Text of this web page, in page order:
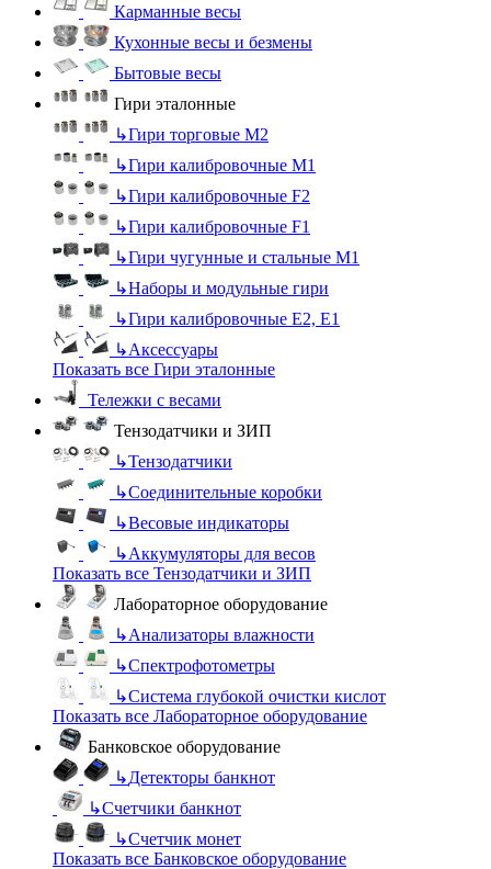
Карманные весы
Кухонные весы и безмены
Бытовые весы
Гири эталонные
↳Гири торговые М2
↳Гири калибровочные М1
↳Гири калибровочные F2
↳Гири калибровочные F1
↳Гири чугунные и стальные М1
↳Наборы и модульные гири
↳Гири калибровочные E2, Е1
↳Аксессуары
Показать все Гири эталонные
Тележки с весами
Тензодатчики и ЗИП
↳Тензодатчики
↳Соединительные коробки
↳Весовые индикаторы
↳Аккумуляторы для весов
Показать все Тензодатчики и ЗИП
Лабораторное оборудование
↳Анализаторы влажности
↳Спектрофотометры
↳Система глубокой очистки кислот
Показать все Лабораторное оборудование
Банковское оборудование
↳Детекторы банкнот
↳Счетчики банкнот
↳Счетчик монет
Показать все Банковское оборудование